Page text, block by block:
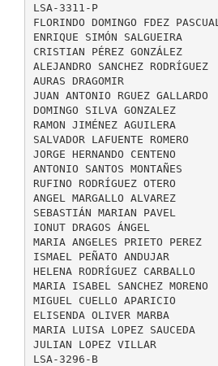
LSA-3311-P
FLORINDO DOMINGO FDEZ PASCUAL
ENRIQUE SIMÓN SALGUEIRA
CRISTIAN PÉREZ GONZÁLEZ
ALEJANDRO SANCHEZ RODRÍGUEZ
AURAS DRAGOMIR
JUAN ANTONIO RGUEZ GALLARDO
DOMINGO SILVA GONZALEZ
RAMON JIMÉNEZ AGUILERA
SALVADOR LAFUENTE ROMERO
JORGE HERNANDO CENTENO
ANTONIO SANTOS MONTAÑES
RUFINO RODRÍGUEZ OTERO
ANGEL MARGALLO ALVAREZ
SEBASTIÁN MARIAN PAVEL
IONUT DRAGOS ÁNGEL
MARIA ANGELES PRIETO PEREZ
ISMAEL PEÑATO ANDUJAR
HELENA RODRÍGUEZ CARBALLO
MARIA ISABEL SANCHEZ MORENO
MIGUEL CUELLO APARICIO
ELISENDA OLIVER MARBA
MARIA LUISA LOPEZ SAUCEDA
JULIAN LOPEZ VILLAR
LSA-3296-B